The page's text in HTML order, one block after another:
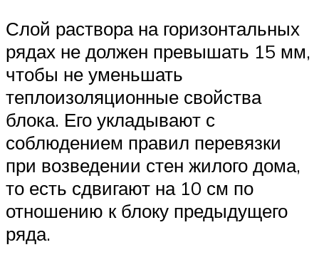
Слой раствора на горизонтальных
рядах не должен превышать 15 мм,
чтобы не уменьшать
теплоизоляционные свойства
блока. Его укладывают с
соблюдением правил перевязки
при возведении стен жилого дома,
то есть сдвигают на 10 см по
отношению к блоку предыдущего
ряда.